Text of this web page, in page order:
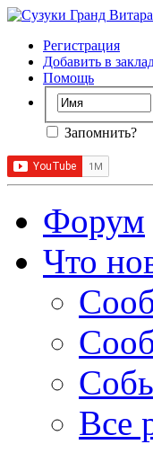
Регистрация
Добавить в
Помощь
Запомнить?
Форум
Что
Все